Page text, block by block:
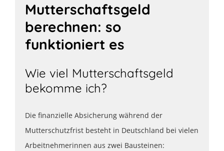
Mutterschaftsgeld
berechnen: so
funktioniert es
Wie viel Mutterschaftsgeld
bekomme ich?
Die finanzielle Absicherung während der
Mutterschutzfrist besteht in Deutschland bei vielen
Arbeitnehmerinnen aus zwei Bausteinen: